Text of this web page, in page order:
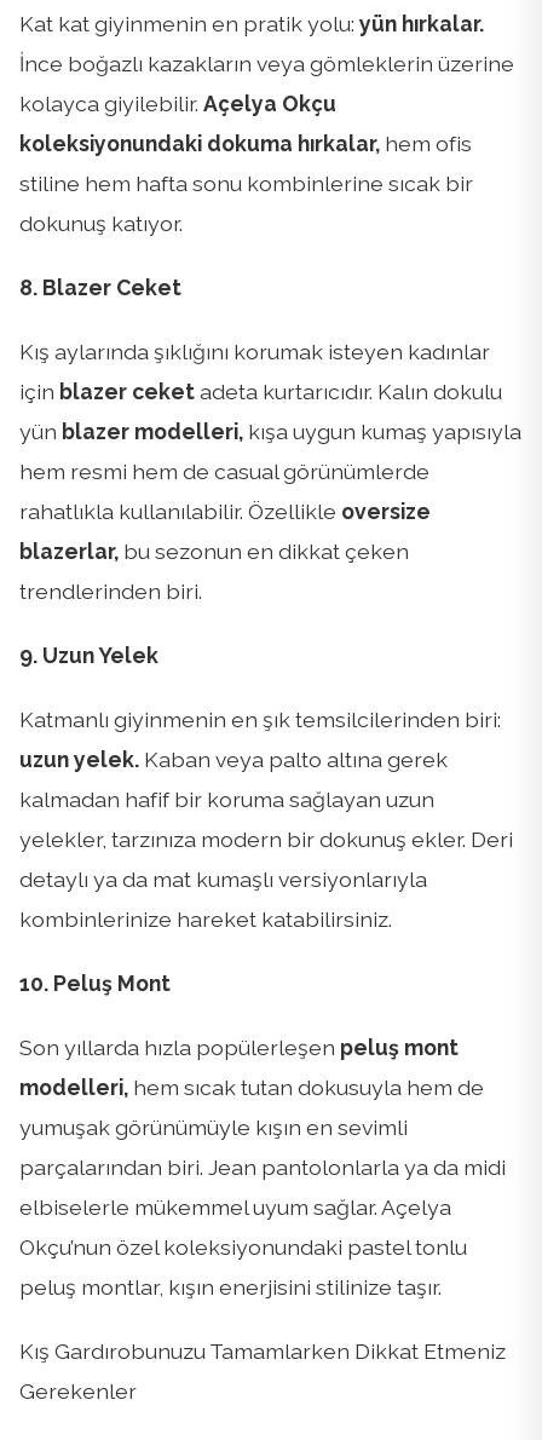
Kat kat giyinmenin en pratik yolu: yün hırkalar.
İnce boğazlı kazakların veya gömleklerin üzerine
kolayca giyilebilir. Açelya Okçu
koleksiyonundaki dokuma hırkalar, hem ofis
stiline hem hafta sonu kombinlerine sıcak bir
dokunuş katıyor.
8. Blazer Ceket
Kış aylarında şıklığını korumak isteyen kadınlar
için blazer ceketadeta kurtarıcıdır. Kalın dokulu
yün blazer modelleri, kışa uygun kumaş yapısıyla
hem resmi hem de casual görünümlerde
rahatlıkla kullanılabilir. Özellikle oversize
blazerlar, bu sezonun en dikkat çeken
trendlerinden biri.
9. Uzun Yelek
Katmanlı giyinmenin en şık temsilcilerinden biri:
uzun yelek. Kaban veya palto altına gerek
kalmadan hafif bir koruma sağlayan uzun
yelekler, tarzınıza modern bir dokunuş ekler. Deri
detaylı ya da mat kumaşlı versiyonlarıyla
kombinlerinize hareket katabilirsiniz.
10. Peluş Mont
Son yıllarda hızla popülerleşen peluş mont
modelleri, hem sıcak tutan dokusuyla hem de
yumuşak görünümüyle kışın en sevimli
parçalarından biri. Jean pantolonlarla ya da midi
elbiselerle mükemmel uyum sağlar. Açelya
Okçu’nun özel koleksiyonundaki pastel tonlu
peluş montlar, kışın enerjisini stilinize taşır.
Kış Gardırobunuzu Tamamlarken Dikkat Etmeniz
Gerekenler